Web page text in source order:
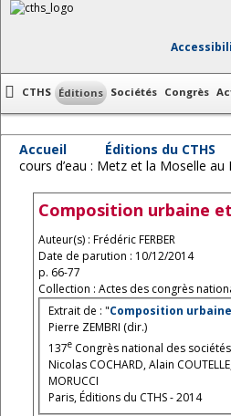
CTHS Éditions Sociétés Congrès
Accueil Éditions du CTHS
cours d’eau : Metz et la Moselle au
Composition urbaine
Auteur(s) : Frédéric FERBER
Date de parution : 10/12/2014
p. 66-77
Collection : Actes des congrès
Extrait de : "Composition
Pierre ZEMBRI (dir.)
137e Congrès national des
Nicolas COCHARD, Alain
MORUCCI
Paris, Éditions du CTHS - 2014